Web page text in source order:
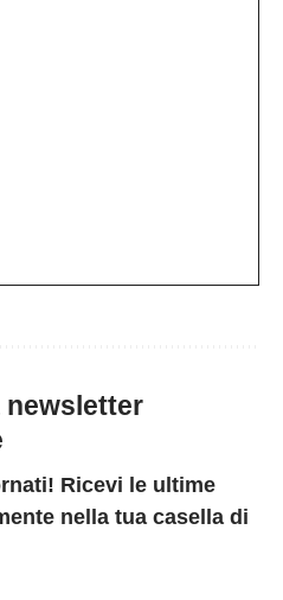
Ricevi le ultime
nella tua casella di